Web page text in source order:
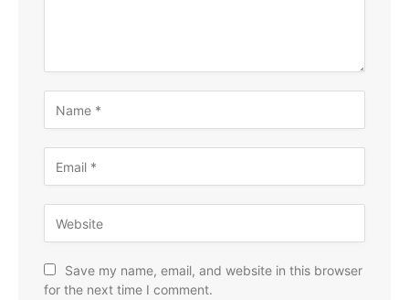
Save my name, email, and website in this browser
for the next time I comment.